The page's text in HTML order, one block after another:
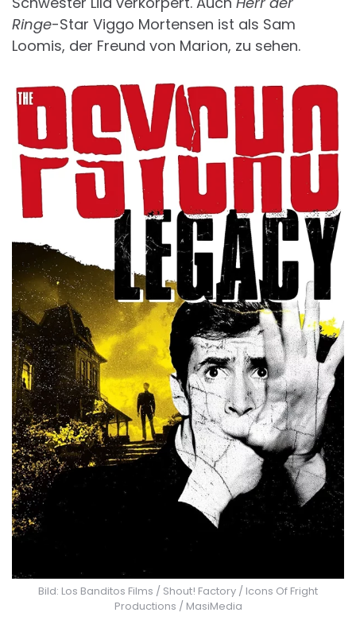
Ringe-Star Viggo Mortensen ist als Sam
Loomis, der Freund von Marion, zu sehen.
Bild: Los Banditos Films / Shout! Factory / Icons Of Fright
Productions / MasiMedia